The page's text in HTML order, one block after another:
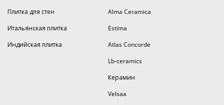
Плитка для стен
Итальянская плитка
Индийская плитка
Alma Ceramica
Estima
Atlas Concorde
Lb-ceramics
Керамин
Velsaa